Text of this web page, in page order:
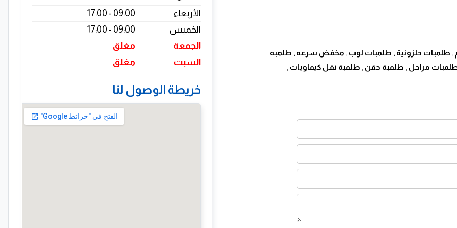
في مصر والشرق الأوسط، من خلال توفير منتجات عالية الجودة،
احتياجات مختلف القطاعات الصناعية والتجارية، مع التركيز على
, طلمبات حلزونية , طلمبات لوب , مخفض سرعه , طلمبه
مراحل , طلمبة حقن , طلمبة نقل كيماويات ,
الأربعاء
09:00 - 17:00
الخميس
09:00 - 17:00
الجمعة
مغلق
السبت
مغلق
خريطة الوصول لنا